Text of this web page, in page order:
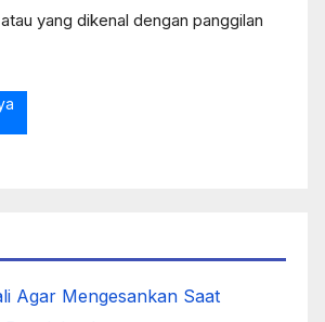
yang dikenal dengan panggilan